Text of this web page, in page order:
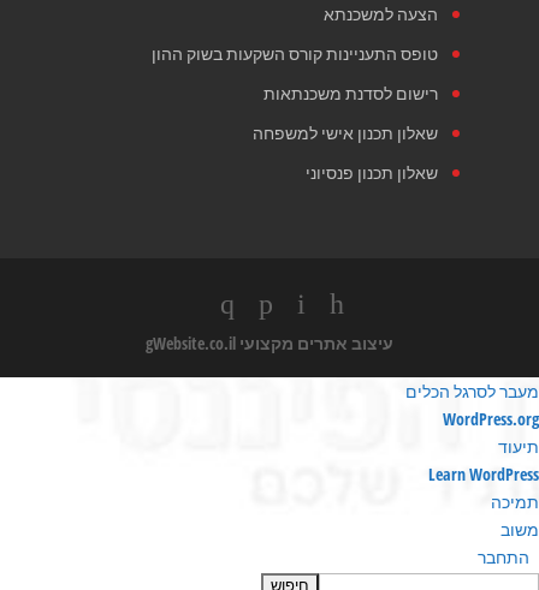
הצעה למשכנתא
טופס התעניינות קורס השקעות בשוק ההון
רישום לסדנת משכנתאות
שאלון תכנון אישי למשפחה
שאלון תכנון פנסיוני
עיצוב אתרים מקצועי
מעבר לסרגל הכלים
אודות
וורדפרס
WordPress.org
תיעוד
Learn WordPress
תמיכה
משוב
התחבר
חיפוש